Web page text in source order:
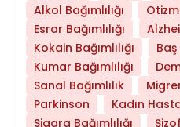
Alkol Bağımlılığı
Otizm
Esrar Bağımlılığı
Kokain Bağımlılığı
Baş
Kumar Bağımlılığı
Sanal Bağımlılık
Parkinson
Kadın
Sigara Bağımlılığı